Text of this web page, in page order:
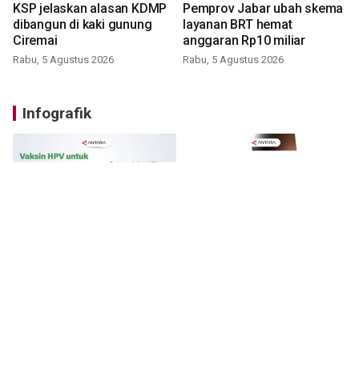
KSP jelaskan alasan KDMP
dibangun di kaki gunung
Ciremai
Rabu, 5 Agustus 2026
Pemprov Jabar ubah skema
layanan BRT hemat
anggaran Rp10 miliar
Rabu, 5 Agustus 2026
Infografik